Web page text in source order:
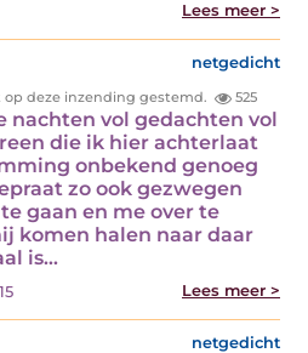
Lees meer >
netgedicht
op deze inzending gestemd. 525
nachten vol gedachten vol
die ik hier achterlaat
onbekend genoeg
zo ook gezwegen
gaan en me over te
komen halen naar daar
is…
Lees meer >
netgedicht